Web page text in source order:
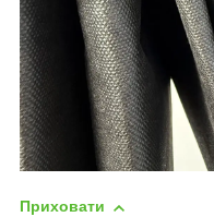
Приховати